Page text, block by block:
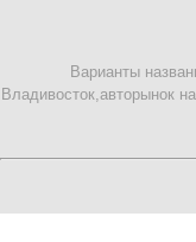
Варианты
Владивосток,авторынок